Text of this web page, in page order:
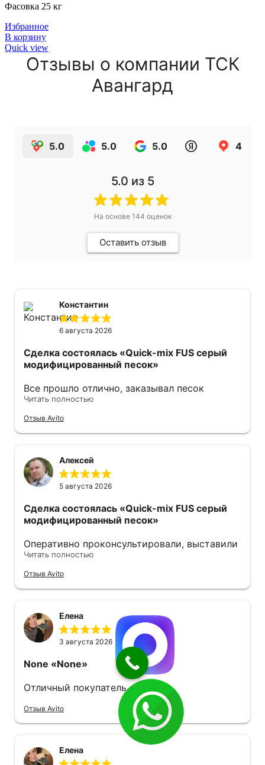
Фасовка 25 кг
Избранное
В корзину
Quick view
Отзывы о компании ТСК
Авангард
5.0 5.0 5.0 4.9
5.0 из 5
На основе 144 оценок
Оставить отзыв
Константин
6 августа 2026
Сделка состоялась «Quick-mix FUS серый
модифицированный песок»
Все прошло отлично, заказывал песок
модифицированный. Продавец оперативно
Советую 👍
Читать полностью
Отзыв Avito
Алексей
5 августа 2026
Сделка состоялась «Quick-mix FUS серый
модифицированный песок»
Оперативно проконсультировали, выставили
счёт. Удобно оплачивать по qr-коду. На
пришлось подождать, правда, но песок
свежий. Советую.
Читать полностью
Отзыв Avito
Елена
3 августа 2026
None «None»
Отличный покупатель
Отзыв Avito
Елена